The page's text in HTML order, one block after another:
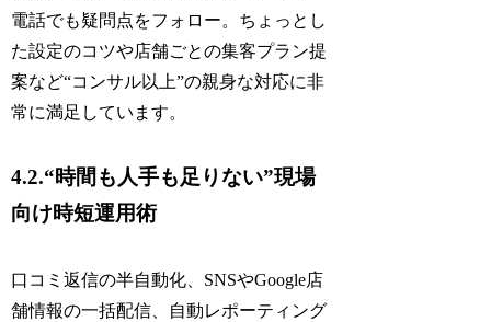
電話でも疑問点をフォロー。ちょっとし
た設定のコツや店舗ごとの集客プラン提
案など“コンサル以上”の親身な対応に非
常に満足しています。
4.2.“時間も人手も足りない”現場
向け時短運用術
口コミ返信の半自動化、SNSやGoogle店
舗情報の一括配信、自動レポーティング